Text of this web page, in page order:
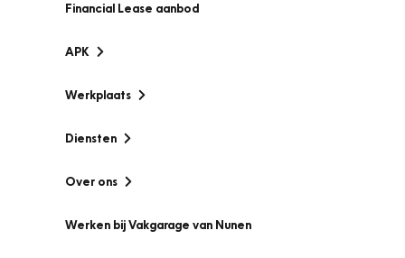
Financial Lease aanbod
APK
Werkplaats
Diensten
Over ons
Werken bij Vakgarage van Nunen